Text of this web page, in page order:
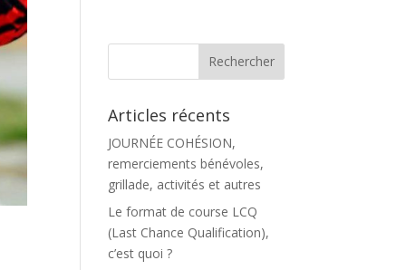
Articles récents
JOURNÉE COHÉSION,
remerciements bénévoles,
grillade, activités et autres
Le format de course LCQ
(Last Chance Qualification),
c’est quoi ?